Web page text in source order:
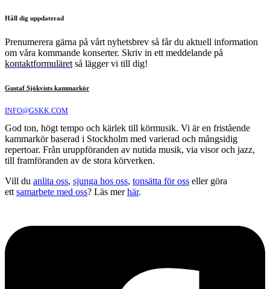
Håll dig uppdaterad
Prenumerera gärna på vårt nyhetsbrev så får du aktuell information
om våra kommande konserter. Skriv in ett meddelande på
kontaktformuläret så lägger vi till dig!
Gustaf Sjökvists kammarkör
INFO@GSKK.COM
God ton, högt tempo och kärlek till körmusik. Vi är en fristående
kammarkör baserad i Stockholm med varierad och mångsidig
repertoar. Från uruppföranden av nutida musik, via visor och jazz,
till framföranden av de stora körverken.
Vill du anlita oss, sjunga hos oss, tonsätta för oss eller göra
ett samarbete med oss? Läs merhär.